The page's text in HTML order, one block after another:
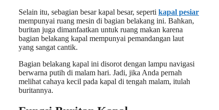
Selain itu, sebagian besar kapal besar, seperti kapal pesiar
mempunyai ruang mesin di bagian belakang ini. Bahkan,
buritan juga dimanfaatkan untuk ruang makan karena
bagian belakang kapal mempunyai pemandangan laut
yang sangat cantik.
Bagian belakang kapal ini disorot dengan lampu navigasi
berwarna putih di malam hari. Jadi, jika Anda pernah
melihat cahaya kecil pada kapal di tengah malam, itulah
buritannya.